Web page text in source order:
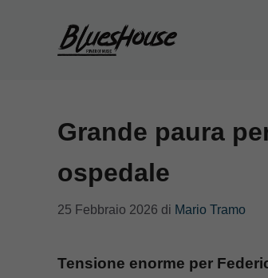
Grande paura
ospedale
25 Febbraio 2026 di Mario Tramo
Tensione enorme per